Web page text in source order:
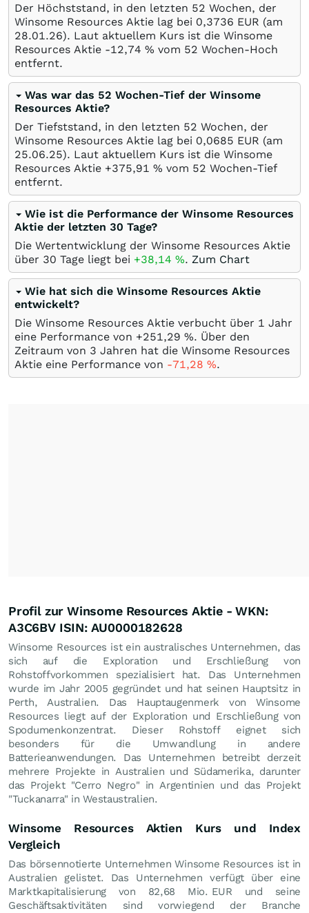
Der Höchststand, in den letzten 52 Wochen, der
Winsome Resources Aktie lag bei 0,3736 EUR (am
28.01.26). Laut aktuellem Kurs ist die Winsome
Resources Aktie -12,74 % vom 52 Wochen-Hoch
entfernt.
Was war das 52 Wochen-Tief der Winsome
Resources Aktie?
Der Tiefststand, in den letzten 52 Wochen, der
Winsome Resources Aktie lag bei 0,0685 EUR (am
25.06.25). Laut aktuellem Kurs ist die Winsome
Resources Aktie +375,91 % vom 52 Wochen-Tief
entfernt.
Wie ist die Performance der Winsome Resources
Aktie der letzten 30 Tage?
Die Wertentwicklung der Winsome Resources Aktie
über 30 Tage liegt bei +38,14 %. Zum Chart
Wie hat sich die Winsome Resources Aktie
entwickelt?
Die Winsome Resources Aktie verbucht über 1 Jahr
eine Performance von +251,29 %. Über den
Zeitraum von 3 Jahren hat die Winsome Resources
Aktie eine Performance von -71,28 %.
Profil zur Winsome Resources Aktie - WKN:
A3C6BV ISIN: AU0000182628
Winsome Resources ist ein australisches Unternehmen, das
sich auf die Exploration und Erschließung von
Rohstoffvorkommen spezialisiert hat. Das Unternehmen
wurde im Jahr 2005 gegründet und hat seinen Hauptsitz in
Perth, Australien. Das Hauptaugenmerk von Winsome
Resources liegt auf der Exploration und Erschließung von
Spodumenkonzentrat. Dieser Rohstoff eignet sich
besonders für die Umwandlung in andere
Batterieanwendungen. Das Unternehmen betreibt derzeit
mehrere Projekte in Australien und Südamerika, darunter
das Projekt "Cerro Negro" in Argentinien und das Projekt
"Tuckanarra" in Westaustralien.
Winsome Resources Aktien Kurs und Index
Vergleich
Das börsennotierte Unternehmen Winsome Resources ist in
Australien gelistet. Das Unternehmen verfügt über eine
Marktkapitalisierung von 82,68 Mio. EUR und seine
Geschäftsaktivitäten sind vorwiegend der Branche